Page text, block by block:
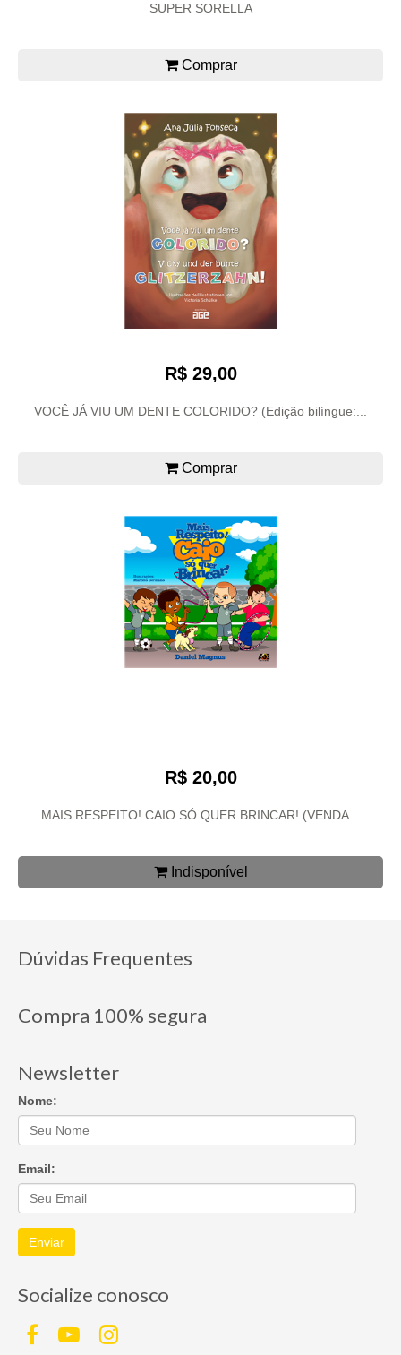
SUPER SORELLA
Comprar
R$ 29,00
VOCÊ JÁ VIU UM DENTE COLORIDO? (Edição bilíngue:...
Comprar
R$ 20,00
MAIS RESPEITO! CAIO SÓ QUER BRINCAR! (VENDA...
Indisponível
Dúvidas Frequentes
Compra 100% segura
Newsletter
Nome:
Email:
Enviar
Socialize conosco